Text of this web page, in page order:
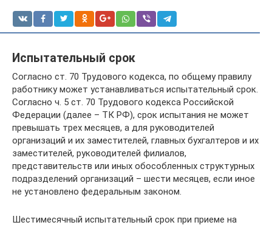
Испытательный срок
Согласно ст. 70 Трудового кодекса, по общему правилу
работнику может устанавливаться испытательный срок.
Согласно ч. 5 ст. 70 Трудового кодекса Российской
Федерации (далее – ТК РФ), срок испытания не может
превышать трех месяцев, а для руководителей
организаций и их заместителей, главных бухгалтеров и их
заместителей, руководителей филиалов,
представительств или иных обособленных структурных
подразделений организаций – шести месяцев, если иное
не установлено федеральным законом.
Шестимесячный испытательный срок при приеме на